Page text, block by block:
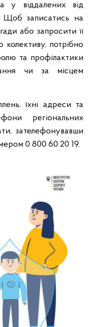
у віддалених від
Щоб записатись на
або запросити її
колективу, потрібно
та профілактики
чи за місцем
їхні адреси та
регіональних
зателефонувавши
0 800 60 20 19.